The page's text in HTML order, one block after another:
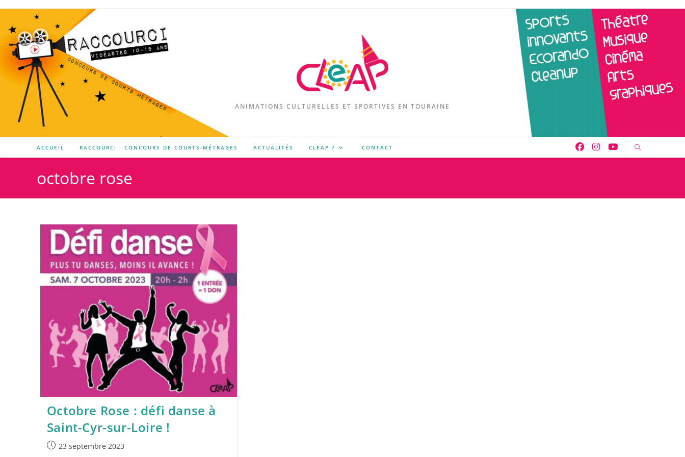
ANIMATIONS CULTURELLES ET SPORTIVES EN TOURAINE
ACCUEIL RACCOURCI : CONCOURS DE COURTS-MÉTRAGES ACTUALITÉS CLEAP ? CONTACT
octobre rose
Octobre Rose : défi danse à
Saint-Cyr-sur-Loire !
23 septembre 2023